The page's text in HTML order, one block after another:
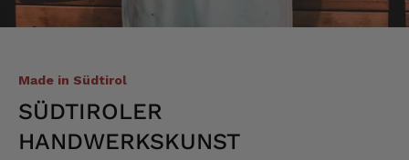
Made in Südtirol
SÜDTIROLER
HANDWERKSKUNST
4.8.2026
Dorothea
Erstklassige Ware Hervorragende Qualität